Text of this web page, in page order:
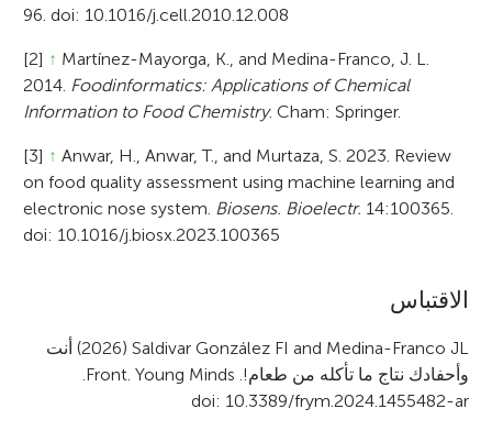
96. doi: 10.1016/j.cell.2010.12.008
[2] ↑ Martínez-Mayorga, K., and Medina-Franco, J. L.
2014. Foodinformatics: Applications of Chemical
Information to Food Chemistry. Cham: Springer.
[3] ↑ Anwar, H., Anwar, T., and Murtaza, S. 2023. Review
on food quality assessment using machine learning and
electronic nose system. Biosens. Bioelectr. 14:100365.
doi: 10.1016/j.biosx.2023.100365
A
r
t
الاقتباس
(2026) Saldivar González FI and Medina-Franco JLأنت
وأحفادك نتاج ما تأكله من طعام!. Front. Young Minds
doi: 10.3389/frym.2024.1455482-ar